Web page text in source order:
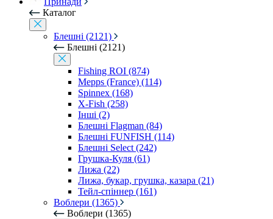
Каталог
Блешні (2121)
Блешні (2121)
Fishing ROI (874)
Mepps (France) (114)
Spinnex (168)
X-Fish (258)
Інші (2)
Блешні Flagman (84)
Блешні FUNFISH (114)
Блешні Select (242)
Грушка-Куля (61)
Лижа (22)
Лижа, букар, грушка, казара (21)
Тейл-спіннер (161)
Воблери (1365)
Воблери (1365)